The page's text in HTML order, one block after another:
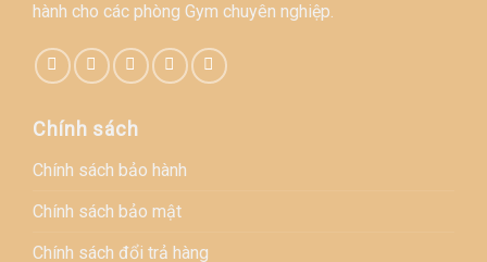
hành cho các phòng Gym chuyên nghiệp.
Chính sách
Chính sách bảo hành
Chính sách bảo mật
Chính sách đổi trả hàng